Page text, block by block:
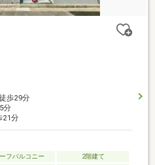
歩29分
分
21分
フバルコニー
2階建て